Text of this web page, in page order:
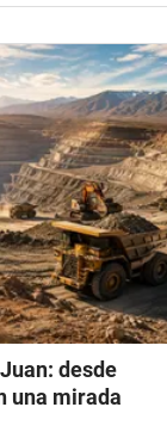
desde
una mirada